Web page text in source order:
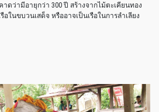
ดว่ามีอายุกว่า 300 ปี สร้างจากไม้ตะเคียนทอง
อในขบวนเสด็จ หรืออาจเป็นเรือในการลำเลียง